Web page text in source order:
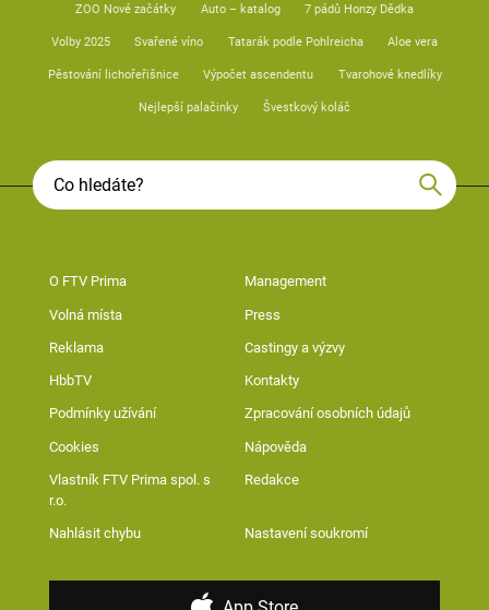
ZOO Nové začátky Auto – katalog 7 pádů Honzy Dědka
Volby 2025 Svařené víno Tatarák podle Pohlreicha Aloe vera
Pěstování lichořeřišnice Výpočet ascendentu Tvarohové knedlíky
Nejlepší palačinky Švestkový koláč
O FTV Prima Management
Volná místa Press
Reklama Castingy a výzvy
HbbTV Kontakty
Podmínky užívání Zpracování osobních údajů
Cookies Nápověda
Vlastník FTV Prima spol. s
r.o.
Redakce
Nahlásit chybu Nastavení soukromí